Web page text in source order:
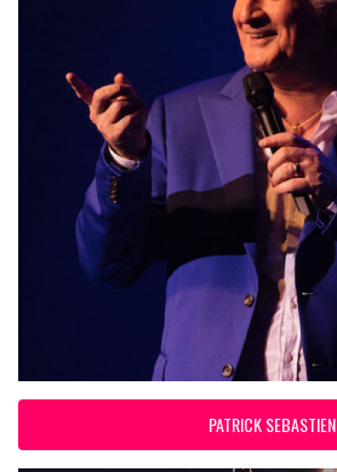
PATRICK SEBASTIEN